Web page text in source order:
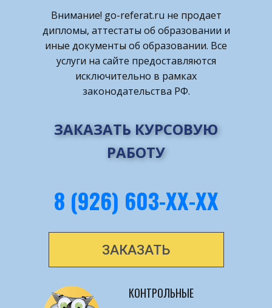
Внимание! ​go-referat.ru не продает
дипломы, аттестаты об образовании и
иные документы об образовании. Все
услуги на сайте предоставляются
исключительно в рамках
законодательства РФ.
ЗАКАЗАТЬ КУРСОВУЮ
РАБОТУ
8 (926) 603-ХХ-ХХ
ЗАКАЗАТЬ
КОНТРОЛЬНЫЕ